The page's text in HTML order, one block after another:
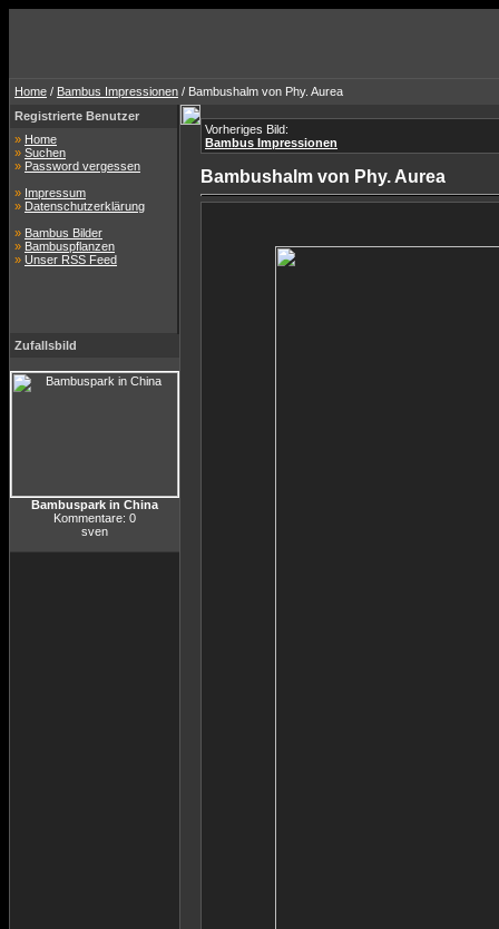
Home / Bambus Impressionen / Bambushalm von Phy. Aurea
Registrierte Benutzer
» Home
» Suchen
» Password vergessen
» Impressum
» Datenschutzerklärung
» Bambus Bilder
» Bambuspflanzen
» Unser RSS Feed
Zufallsbild
Bambuspark in China
Kommentare: 0
sven
Vorheriges Bild:
Bambus Impressionen
Bambushalm von Phy. Aurea